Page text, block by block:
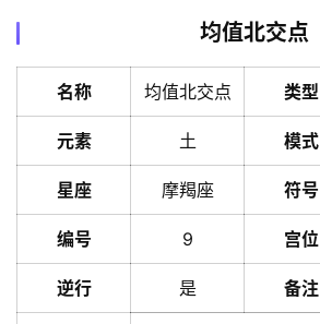
均值北交点
名称 均值北交点 类型
元素 土 模式
星座 摩羯座 符号
编号 9 宫位
逆行 是 备注